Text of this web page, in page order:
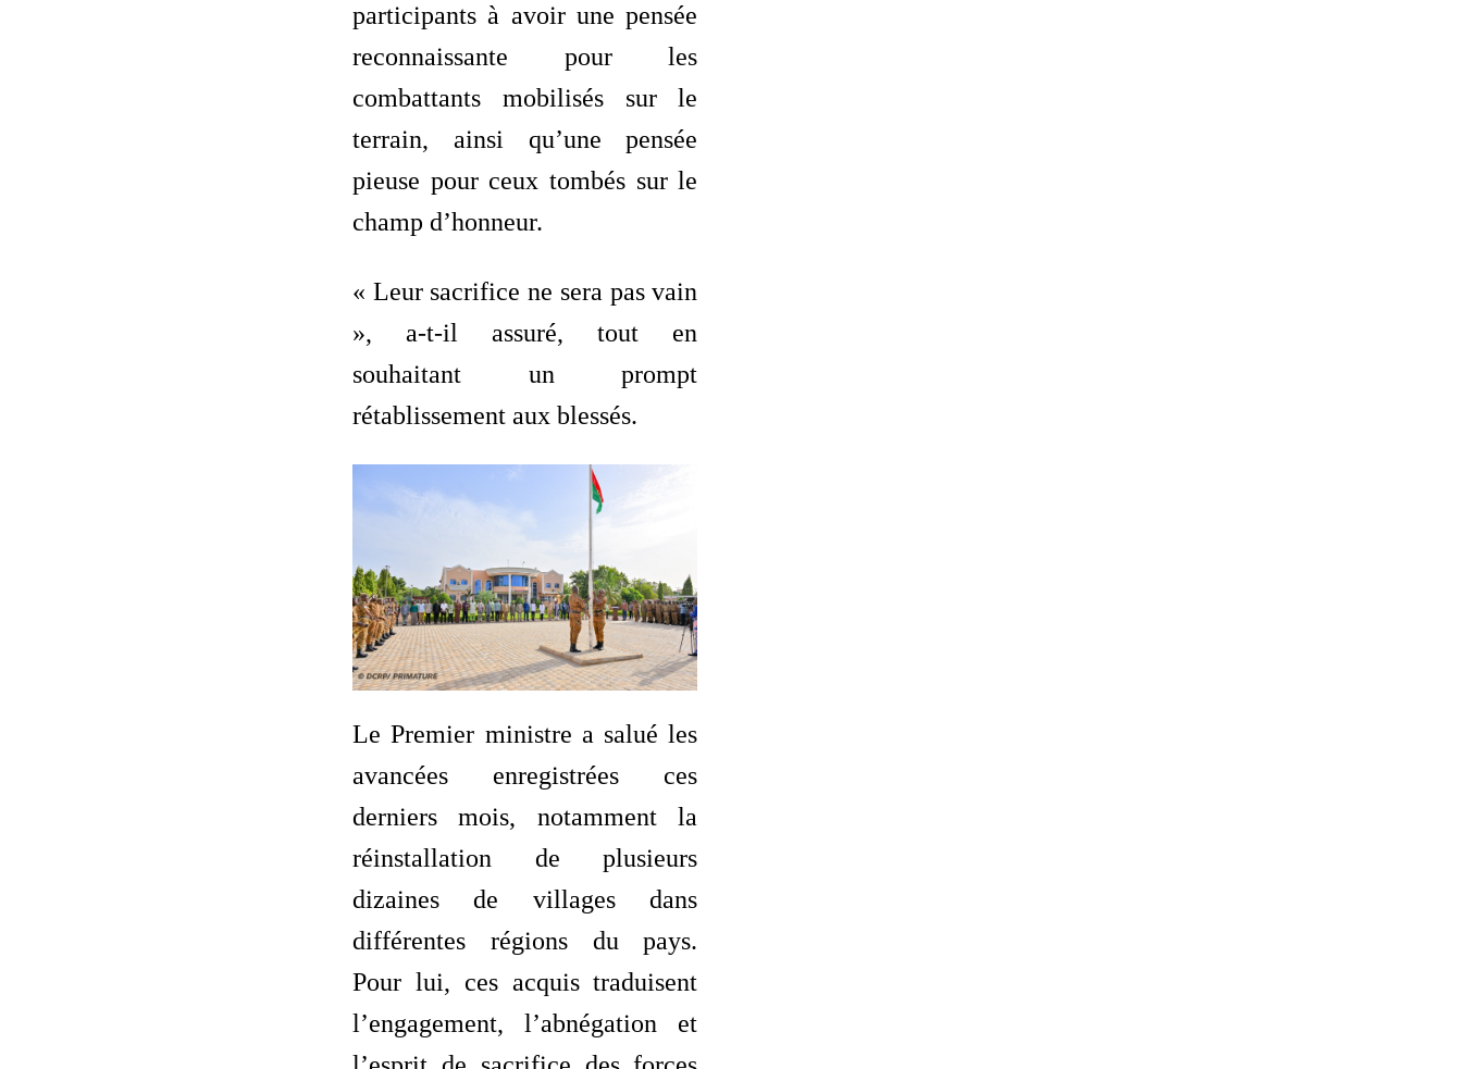
participants à avoir une pensée
reconnaissante pour les
combattants mobilisés sur le
terrain, ainsi qu’une pensée
pieuse pour ceux tombés sur le
champ d’honneur.
« Leur sacrifice ne sera pas vain
», a-t-il assuré, tout en
souhaitant un prompt
rétablissement aux blessés.
Le Premier ministre a salué les
avancées enregistrées ces
derniers mois, notamment la
réinstallation de plusieurs
dizaines de villages dans
différentes régions du pays.
Pour lui, ces acquis traduisent
l’engagement, l’abnégation et